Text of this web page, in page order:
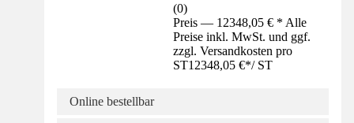
(0)
Preis — 12348,05 € * Alle
Preise inkl. MwSt. und ggf.
zzgl. Versandkosten pro
ST12348,05 €*/ ST
Online bestellbar